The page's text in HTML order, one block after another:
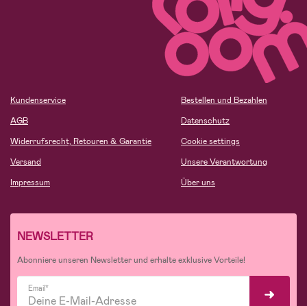
Kundenservice
AGB
Widerrufsrecht, Retouren & Garantie
Versand
Impressum
Bestellen und Bezahlen
Datenschutz
Cookie settings
Unsere Verantwortung
Über uns
NEWSLETTER
Abonniere unseren Newsletter und erhalte exklusive Vorteile!
Email*